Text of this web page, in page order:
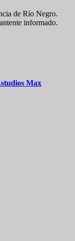
de Río Negro.
informado.
Max